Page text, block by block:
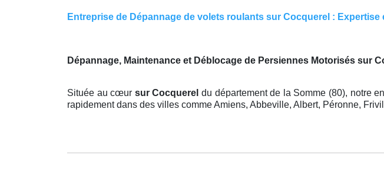
Entreprise de Dépannage de volets roulants sur Cocquerel : Expertise
Dépannage, Maintenance et Déblocage de Persiennes Motorisés sur
Située au cœur sur Cocquereldu département de la Somme (80), notre
rapidement dans des villes comme Amiens, Abbeville, Albert, Péronne,